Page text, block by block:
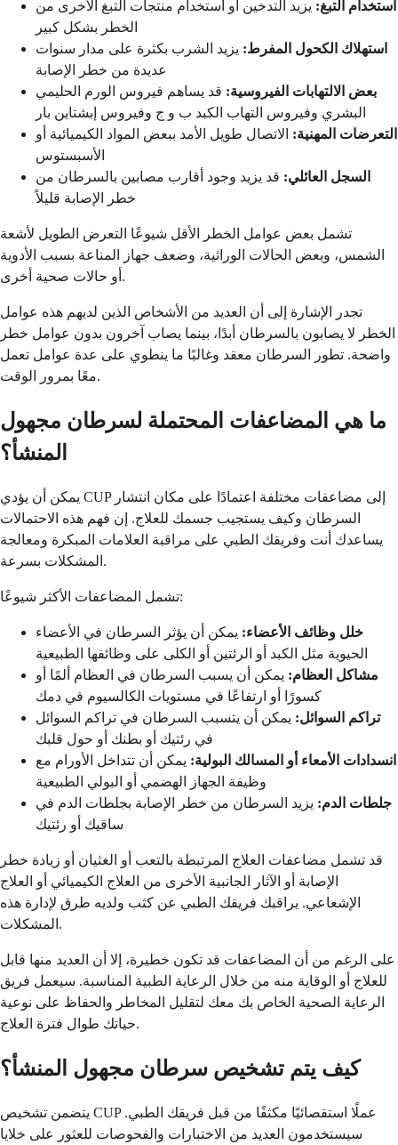
استخدام التبغ: يزيد التدخين أو استخدام منتجات التبغ الأخرى من
الخطر بشكل كبير
استهلاك الكحول المفرط: يزيد الشرب بكثرة على مدار سنوات
عديدة من خطر الإصابة
بعض الالتهابات الفيروسية: قد يساهم فيروس الورم الحليمي
البشري وفيروس التهاب الكبد ب و ج وفيروس إبشتاين بار
التعرضات المهنية: الاتصال طويل الأمد ببعض المواد الكيميائية أو
الأسبستوس
السجل العائلي: قد يزيد وجود أقارب مصابين بالسرطان من
خطر الإصابة قليلاً
تشمل بعض عوامل الخطر الأقل شيوعًا التعرض الطويل لأشعة
الشمس، وبعض الحالات الوراثية، وضعف جهاز المناعة بسبب الأدوية
أو حالات صحية أخرى.
تجدر الإشارة إلى أن العديد من الأشخاص الذين لديهم هذه عوامل
الخطر لا يصابون بالسرطان أبدًا، بينما يصاب آخرون بدون عوامل خطر
واضحة. تطور السرطان معقد وغالبًا ما ينطوي على عدة عوامل تعمل
معًا بمرور الوقت.
ما هي المضاعفات المحتملة لسرطان مجهول
المنشأ؟
يمكن أن يؤدي CUP إلى مضاعفات مختلفة اعتمادًا على مكان انتشار
السرطان وكيف يستجيب جسمك للعلاج. إن فهم هذه الاحتمالات
يساعدك أنت وفريقك الطبي على مراقبة العلامات المبكرة ومعالجة
المشكلات بسرعة.
تشمل المضاعفات الأكثر شيوعًا:
خلل وظائف الأعضاء: يمكن أن يؤثر السرطان في الأعضاء
الحيوية مثل الكبد أو الرئتين أو الكلى على وظائفها الطبيعية
مشاكل العظام: يمكن أن يسبب السرطان في العظام ألمًا أو
كسورًا أو ارتفاعًا في مستويات الكالسيوم في دمك
تراكم السوائل: يمكن أن يتسبب السرطان في تراكم السوائل
في رئتيك أو بطنك أو حول قلبك
انسدادات الأمعاء أو المسالك البولية: يمكن أن تتداخل الأورام مع
وظيفة الجهاز الهضمي أو البولي الطبيعية
جلطات الدم: يزيد السرطان من خطر الإصابة بجلطات الدم في
ساقيك أو رئتيك
قد تشمل مضاعفات العلاج المرتبطة بالتعب أو الغثيان أو زيادة خطر
الإصابة أو الآثار الجانبية الأخرى من العلاج الكيميائي أو العلاج
الإشعاعي. يراقبك فريقك الطبي عن كثب ولديه طرق لإدارة هذه
المشكلات.
على الرغم من أن المضاعفات قد تكون خطيرة، إلا أن العديد منها قابل
للعلاج أو الوقاية منه من خلال الرعاية الطبية المناسبة. سيعمل فريق
الرعاية الصحية الخاص بك معك لتقليل المخاطر والحفاظ على نوعية
حياتك طوال فترة العلاج.
كيف يتم تشخيص سرطان مجهول المنشأ؟
يتضمن تشخيص CUP عملًا استقصائيًا مكثفًا من قبل فريقك الطبي.
سيستخدمون العديد من الاختبارات والفحوصات للعثور على خلايا